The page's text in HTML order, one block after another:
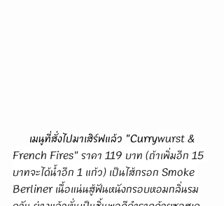
      เมนูที่สั่งไปมาเสิร์ฟแล้ว "Curry
wurst &
French Fires" ราคา 119 บาท (ถ้าเพิ่มอีก 15
บาทจะได้น้ำอีก 1 แก้ว) เป็นไส้กรอก Smoke
Berliner เนื้อแน่นสู้ฟันหนังกรอบหอมกลิ่นรม